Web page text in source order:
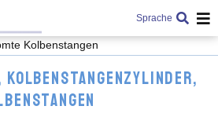
Sprache
Kolbenstangen
Kolbenstangenzylinder,